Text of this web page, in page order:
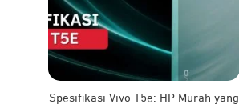
Spesifikasi Vivo T5e: HP Murah yang